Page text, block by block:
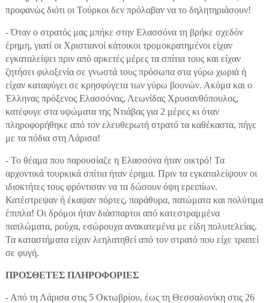
προφανώς διότι οι Τούρκοι δεν πρόλαβαν να το δηλητηριάσουν!
- Όταν ο στρατός μας μπήκε στην Ελασσόνα τη βρήκε σχεδόν
έρημη, γιατί οι Xριστιανοί κάτοικοι τρομοκρατημένοι είχαν
εγκαταλείψει πριν από αρκετές μέρες τα σπίτια τους και είχαν
ζητήσει φιλοξενία σε γνωστά τους πρόσωπα στα γύρω χωριά ή
είχαν καταφύγει σε κρησφύγετα των γύρω βουνών. Ακόμα και ο
Έλληνας πρόξενος Ελασσόνας, Λεωνίδας Χρυσανθόπουλος,
κατέφυγε στα υψώματα της Ντιάβας για 2 μέρες κι όταν
πληροφορήθηκε από τον ελευθερωτή στρατό τα καθέκαστα, πήγε
με τα πόδια στη Λάρισα!
- Το θέαμα που παρουσίαζε η Ελασσόνα ήταν οικτρό! Τα
αρχοντικά τουρκικά σπίτια ήταν έρημα. Πριν τα εγκαταλείψουν οι
ιδιοκτήτες τους φρόντισαν να τα δώσουν όψη ερειπίων.
Κατέστρεψαν ή έκαψαν πόρτες, παράθυρα, πατώματα και πολύτιμα
έπιπλα! Οι δρόμοι ήταν διάσπαρτοι από κατεστραμμένα
παπλώματα, ρούχα, εσώρουχα ανακατεμένα με είδη πολυτελείας.
Τα καταστήματα είχαν λεηλατηθεί από τον στρατό που είχε τραπεί
σε φυγή.
ΠΡΟΣΘΕΤΕΣ ΠΛΗΡΟΦΟΡΙΕΣ
- Από τη Λάρισα στις 5 Οκτωβρίου, έως τη Θεσσαλονίκη στις 26